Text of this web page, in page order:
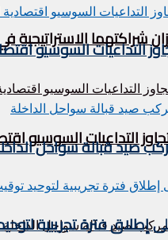
شراكتهما
التداعيات السوسيو
التداعيات السوسيو
إطلاق فترة تجريبية